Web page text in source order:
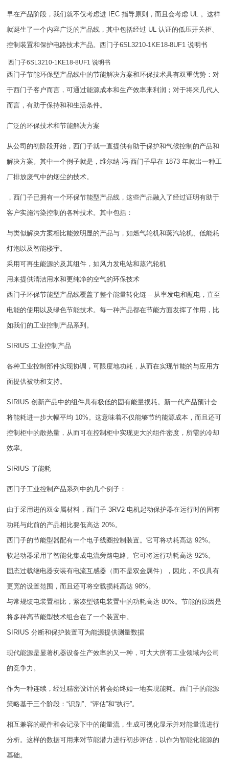
早在产品阶段，我们就不仅考虑进 IEC 指导原则，而且会考虑 UL 。这样
就诞生了一个内容广泛的产品线，其中包括经过 UL 认证的低压开关柜、
控制装置和保护电路技术产品。西门子6SL3210-1KE18-8UF1 说明书
西门子6SL3210-1KE18-8UF1 说明书
西门子节能环保型产品线中的节能解决方案和环保技术具有双重优势：对
于西门子客户而言，可通过能源成本和生产效率来利润；对于将来几代人
而言，有助于保持和和生活条件。
广泛的环保技术和节能解决方案
从公司的初阶段开始，西门子就一直提供有助于保护和气候控制的产品和
解决方案。其中一个例子就是，维尔纳·冯·西门子早在 1873 年就出一种工
厂排放废气中的烟尘的技术。
，西门子已拥有一个环保节能型产品线，这些产品融入了经过证明有助于
客户实施污染控制的各种技术。其中包括：
与类似解决方案相比能效明显的产品与，如燃气轮机和蒸汽轮机、低能耗
灯泡以及智能楼宇。
采用可再生能源的及其组件，如风力发电站和蒸汽轮机
用来提供清洁用水和更纯净的空气的环保技术
西门子环保节能型产品线覆盖了整个能量转化链 – 从率发电和配电，直至
电能的使用以及绿色节能技术。每一种产品都在节能方面发挥了作用，比
如我们的工业控制产品系列。
SIRIUS 工业控制产品
各种工业控制部件实现协调，可限度地功耗，从而在实现节能的与应用方
面提供被动和支持。
SIRIUS 创新产品中的组件具有极低的固有能量损耗。新一代产品预计会
将能耗进一步大幅平均 10%。这意味着不仅能够节约能源成本，而且还可
控制柜中的散热量，从而可在控制柜中实现更大的组件密度，所需的冷却
效率。
SIRIUS 了能耗
西门子工业控制产品系列中的几个例子：
由于采用进的双金属材料，西门子 3RV2 电机起动保护器在运行时的固有
功耗与此前的产品相比要低高达 20%。
西门子的节能型器配有一个电子线圈控制装置。它可将功耗高达 92%。
软起动器采用了智能化集成电流旁路电路。它可将运行功耗高达 92%。
固态过载继电器安装有电流互感器（而不是双金属件），因此，不仅具有
更宽的设置范围，而且还可将空载损耗高达 98%。
与常规馈电装置相比，紧凑型馈电装置中的功耗高达 80%。节能的原因是
将多种高节能型技术组合在了一个装置中。
SIRIUS 分断和保护装置可为能源提供测量数据
现代能源是显著机器设备生产效率的又一种，可大大所有工业领域内公司
的竞争力。
作为一种连续，经过精密设计的将会始终如一地实现能耗。西门子的能源
策略基于三个阶段：“识别”、“评估”和“执行”。
相互兼容的硬件和会记录下中的能量流，生成可视化显示并对能量流进行
分析。这样的数据可用来对节能潜力进行初步评估，以作为智能化能源的
基础。